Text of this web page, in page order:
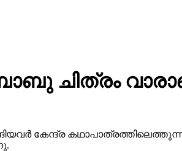
ചിത്രം
കേന്ദ്ര